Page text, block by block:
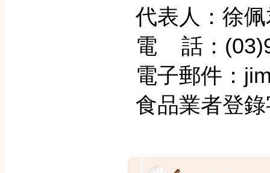
代表人：徐
電 話：
電子郵件：
食品業者登